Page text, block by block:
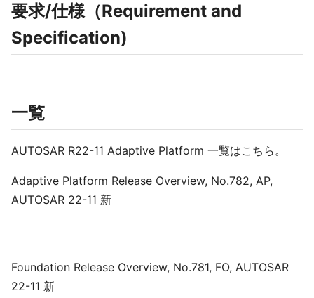
要求/仕様（Requirement and
Specification)
一覧
AUTOSAR R22-11 Adaptive Platform 一覧はこちら。
Adaptive Platform Release Overview, No.782, AP,
AUTOSAR 22-11 新
Foundation Release Overview, No.781, FO, AUTOSAR
22-11 新